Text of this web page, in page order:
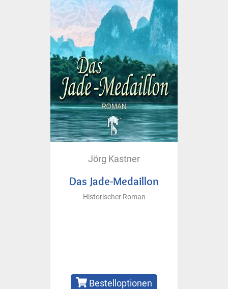
Jörg Kastner
Das Jade-Medaillon
Historischer Roman
Bestelloptionen